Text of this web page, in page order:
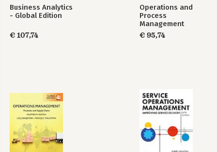
Business Analytics
- Global Edition
€ 107,74
Operations and
Process
Management
€ 95,74